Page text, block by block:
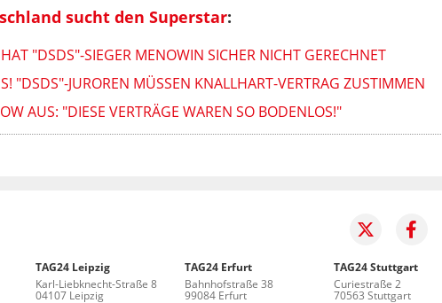
sucht den Superstar:
"DSDS"-SIEGER MENOWIN SICHER NICHT GERECHNET
"DSDS"-JUROREN MÜSSEN KNALLHART-VERTRAG ZUSTIMMEN
AUS: "DIESE VERTRÄGE WAREN SO BODENLOS!"
TAG24 Leipzig
Karl-Liebknecht-Straße 8
04107 Leipzig
TAG24 Erfurt
Bahnhofstraße 38
99084 Erfurt
TAG24 Stuttgart
Curiestraße 2
70563 Stuttgart